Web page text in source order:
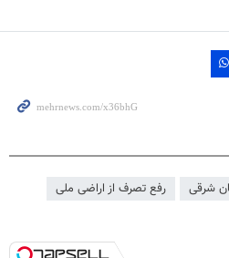
شرقی رفع تصرف از اراضی ملی